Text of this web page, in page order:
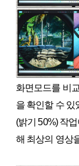
화면모드를 비
을 확인할 수 있
(밝기 50%) 작
해 최상의 영상